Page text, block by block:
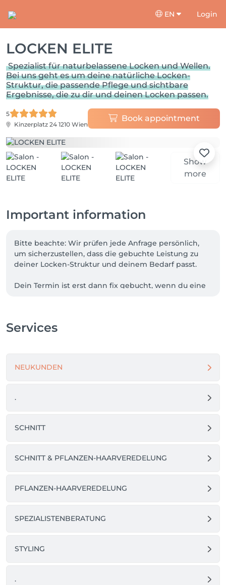
EN Login
LOCKEN ELITE
Spezialist für naturbelassene Locken und Wellen.
Bei uns geht es um deine natürliche Locken-
Struktur, die passende Pflege und sichtbare
Ergebnisse, die zu dir und deinen Locken passen.
5
Kinzerplatz 24 1210 Wien
Book appointment
Show
more
Important information
Bitte beachte: Wir prüfen jede Anfrage persönlich,
um sicherzustellen, dass die gebuchte Leistung zu
deiner Locken-Struktur und deinem Bedarf passt.
Dein Termin ist erst dann fix gebucht, wenn du eine
Services
NEUKUNDEN
.
SCHNITT
SCHNITT & PFLANZEN-HAARVEREDELUNG
PFLANZEN-HAARVEREDELUNG
SPEZIALISTENBERATUNG
STYLING
.